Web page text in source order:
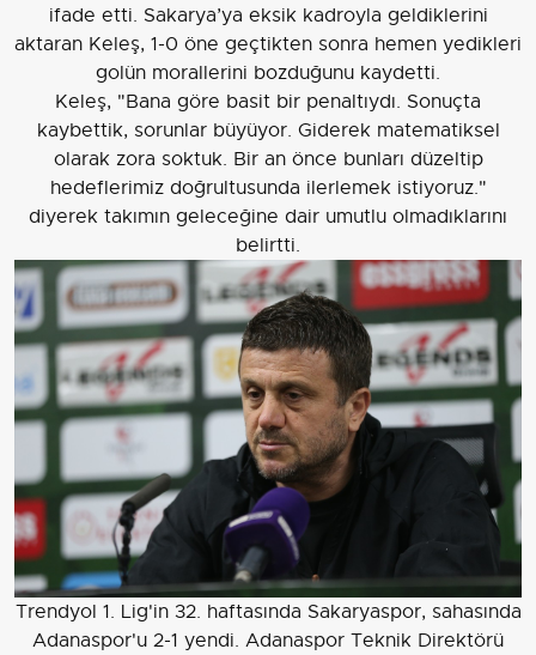
ifade etti. Sakarya’ya eksik kadroyla geldiklerini
aktaran Keleş, 1-0 öne geçtikten sonra hemen yedikleri
golün morallerini bozduğunu kaydetti.
Keleş, "Bana göre basit bir penaltıydı. Sonuçta
kaybettik, sorunlar büyüyor. Giderek matematiksel
olarak zora soktuk. Bir an önce bunları düzeltip
hedeflerimiz doğrultusunda ilerlemek istiyoruz."
diyerek takımın geleceğine dair umutlu olmadıklarını
belirtti.
Trendyol 1. Lig'in 32. haftasında Sakaryaspor, sahasında
Adanaspor'u 2-1 yendi. Adanaspor Teknik Direktörü